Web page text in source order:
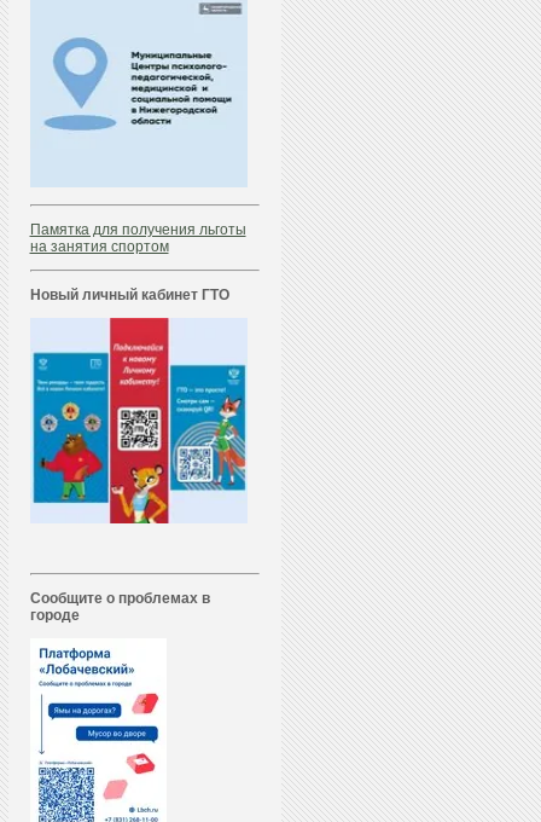
Памятка для получения льготы
на занятия спортом
Новый личный кабинет ГТО
Сообщите о проблемах в
городе